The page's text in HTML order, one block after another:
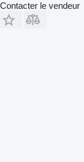
Contacter le vendeur